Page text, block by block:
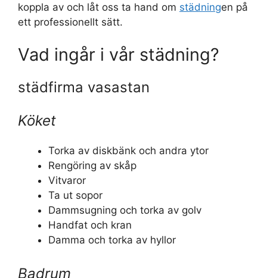
koppla av och låt oss ta hand om städningen på
ett professionellt sätt.
Vad ingår i vår städning?
städfirma vasastan
Köket
Torka av diskbänk och andra ytor
Rengöring av skåp
Vitvaror
Ta ut sopor
Dammsugning och torka av golv
Handfat och kran
Damma och torka av hyllor
Badrum